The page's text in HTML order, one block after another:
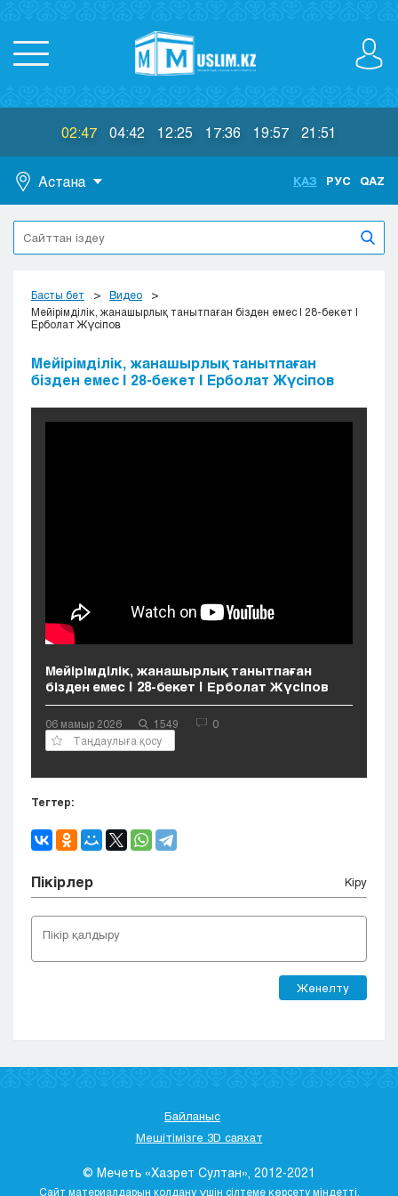
02:47 04:42 12:25 17:36 19:57 21:51
Астана
Астана
Алматы
Атырау
Жезказган
Кокшетау
Шымкент
ҚАЗ РУС QAZ
Басты бет
Видео
Мейірімділік, жанашырлық танытпаған бізден емес | 28-бекет |
Ерболат Жүсіпов
Мейірімділік, жанашырлық танытпаған
бізден емес | 28-бекет | Ерболат Жүсіпов
Мейірімділік, жанашырлық танытпаған
бізден емес | 28-бекет | Ерболат Жүсіпов
06 мамыр 2026 1549
0
Таңдаулыға қосу
Тегтер:
Пікірлер Кіру
Жөнелту
Байланыс
Мешітімізге 3D саяхат
© Мечеть «Хазрет Султан», 2012-2021
Сайт материалдарын қолдану үшін сілтеме көрсету міндетті.